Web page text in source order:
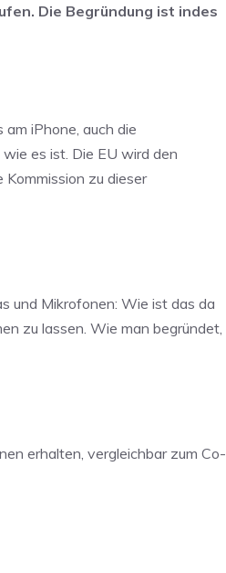
Die Begründung ist indes
iPhone, auch die
es ist. Die EU wird den
zu dieser
und Mikrofonen: Wie ist das da
zu lassen. Wie man begründet,
erhalten, vergleichbar zum Co-